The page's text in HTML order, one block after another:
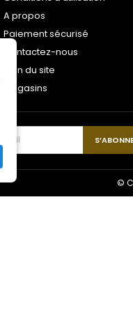
A propos
Paiement sécurisé
Contactez-nous
Plan du site
Magasins
©